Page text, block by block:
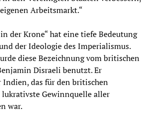
Arbeitsmarkt.“
der Krone“ hat eine tiefe Bedeutung
der Ideologie des Imperialismus.
diese Bezeichnung vom britischen
Disraeli benutzt. Er
Indien, das für den britischen
Gewinnquelle aller
war.